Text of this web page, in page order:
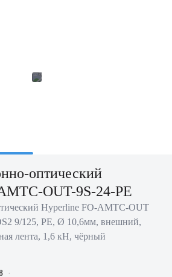
оптический
OUT-9S-24-PE
Hyperline FO-AMTC-OUT
9/125, PE, Ø 10,6мм, внешний,
лента, 1,6 кН, чёрный